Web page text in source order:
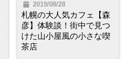
2019/08/28
札幌の大人気カフェ【森
彦】体験談！街中で見つ
けた山小屋風の小さな喫
茶店